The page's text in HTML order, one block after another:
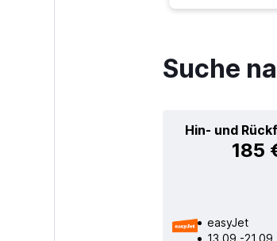
Suche
Hin- und
185
easyJet
13.09.-21.09.